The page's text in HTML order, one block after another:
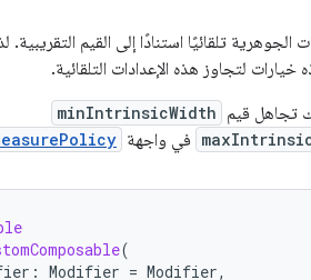
تلقائيًا استنادًا إلى القيم التقريبية.
لتجاوز هذه الإعدادات التلقائية.
تجاهل قيم minIntrinsicWidth
في واجهة
(
: Modifier = Modifier,